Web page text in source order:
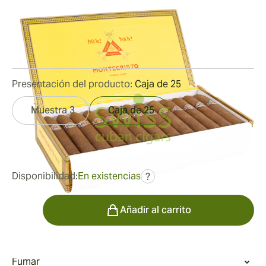
Medidor de anillo:52
Longitud:
120 mm / 4.7 pulgadas
Reseñas
211,04 € fue324,41 €
Disponibilidad:En existencias ?
Presentación del producto: Caja de 25
Muestra 3 Caja de 25
Cantidad
Añadir al carrito
Fumar